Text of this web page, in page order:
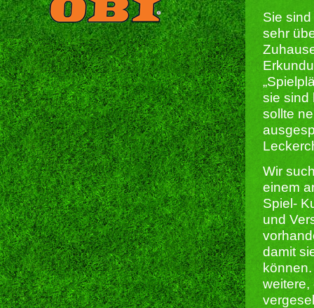
Sie
sehr
sie sind
sollte
Wir
einem
Spiel-
und
damit
weitere,